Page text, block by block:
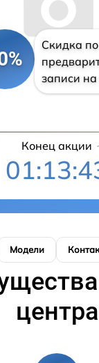
Скидка по
записи на
Конец акции
Модели
центра